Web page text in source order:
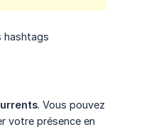
hashtags
. Vous pouvez
votre présence en